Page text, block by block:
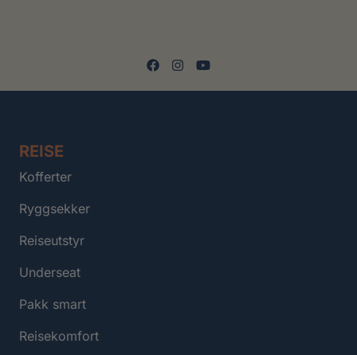
REISE
Kofferter
Ryggsekker
Reiseutstyr
Underseat
Pakk smart
Reisekomfort